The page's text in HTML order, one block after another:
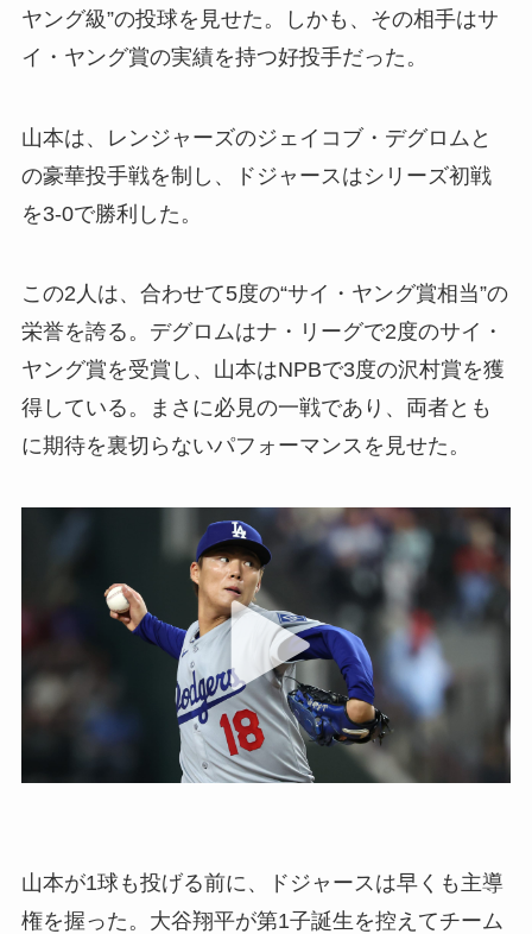
ヤング級”の投球を見せた。しかも、その相手はサ
イ・ヤング賞の実績を持つ好投手だった。
山本は、レンジャーズのジェイコブ・デグロムと
の豪華投手戦を制し、ドジャースはシリーズ初戦
を3-0で勝利した。
この2人は、合わせて5度の“サイ・ヤング賞相当”の
栄誉を誇る。デグロムはナ・リーグで2度のサイ・
ヤング賞を受賞し、山本はNPBで3度の沢村賞を獲
得している。まさに必見の一戦であり、両者とも
に期待を裏切らないパフォーマンスを見せた。
山本が1球も投げる前に、ドジャースは早くも主導
権を握った。大谷翔平が第1子誕生を控えてチーム